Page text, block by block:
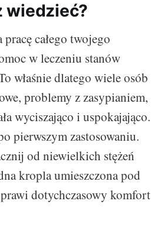
wiedzieć?
całego twojego
w leczeniu stanów
właśnie dlatego wiele osób
problemy z zasypianiem,
wyciszająco i uspokajająco.
pierwszym zastosowaniu.
od niewielkich stężeń
kropla umieszczona pod
dotychczasowy komfort